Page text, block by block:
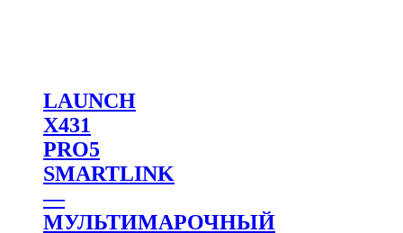
LAUNCH
X431
PRO5
SMARTLINK
—
МУЛЬТИМАРОЧНЫЙ